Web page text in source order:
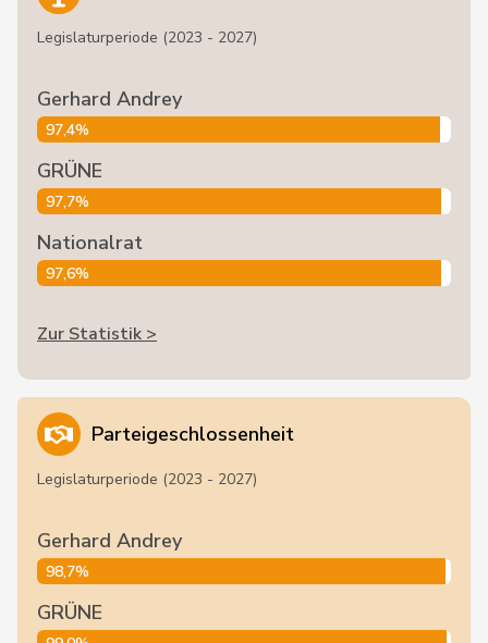
Legislaturperiode (2023 - 2027)
Gerhard Andrey
97,4%
GRÜNE
97,7%
Nationalrat
97,6%
Zur Statistik >
Parteigeschlossenheit
Legislaturperiode (2023 - 2027)
Gerhard Andrey
98,7%
GRÜNE